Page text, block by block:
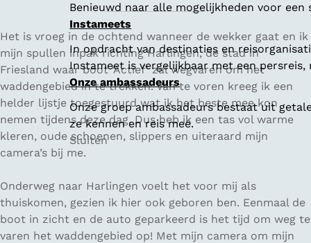
Benieuwd naar alle mogelijkheden voor
Instameets
In opdracht van destinaties en
Instameet is vergelijkbaar met een
Onze ambassadeurs
Onze groep ambassadeurs bestaat uit
ze kennen en reis mee.
Sluiten
Het is vroeg in de ochtend wanneer de wekker gaat en ik
mijn spullen inpak richting Harlingen, de stad in
Friesland waar boot ‘Actief’ zal wegvaren om het
waddengebied in te trekken. Van te voren kreeg ik een
helder lijstje toegestuurd wat ik het beste mee kon
nemen tijdens deze dag. Dus heb ik een tas vol warme
kleren, oude schoenen, slippers en uiteraard mijn
camera’s bij me.
Onderweg naar Harlingen voelt het voor mij als
thuiskomen, gezien ik hier ook geboren ben. Eenmaal de
boot in zicht en de auto geparkeerd is het tijd om weg te
varen het waddengebied op! Met mijn camera om mijn